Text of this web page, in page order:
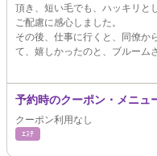
頂き、短い毛でも、ハッキリと
ご配慮に感心しました。
その後、仕事に行くと、同僚か
て、嬉しかったのと、ブルーム
予約時のクーポン・メニュ
クーポン利用なし
ｴｽﾃ